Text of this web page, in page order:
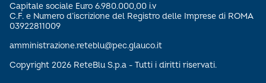
Capitale sociale Euro 6.980.000,00 i.v
C.F. e Numero d’iscrizione del Registro delle Imprese di ROMA
03922811009
amministrazione.reteblu@pec.glauco.it
Copyright 2026 ReteBlu S.p.a - Tutti i diritti riservati.